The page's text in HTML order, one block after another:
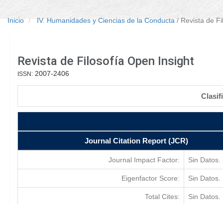
Inicio IV. Humanidades y Ciencias de la Conducta/ Revista de
Revista de Filosofía Open Insight
ISSN: 2007-2406
Journal Citation Report (JCR)
Journal Impact Factor: Sin Datos.
Eigenfactor Score: Sin Datos.
Total Cites: Sin Datos.